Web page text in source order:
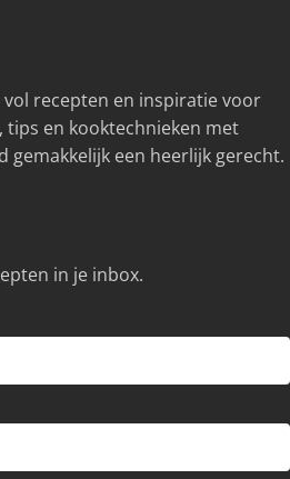
vol recepten en inspiratie voor
tips en kooktechnieken met
gemakkelijk een heerlijk gerecht.
in je inbox.